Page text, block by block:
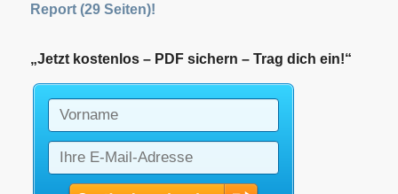
Report (29 Seiten)!
„Jetzt kostenlos – PDF sichern – Trag dich ein!“